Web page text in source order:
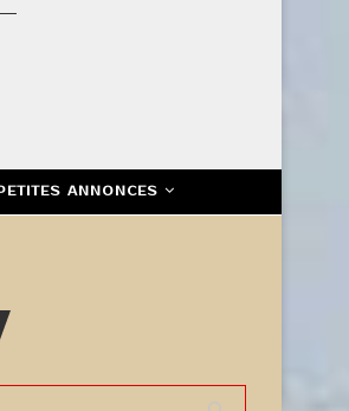
PETITES ANNONCES